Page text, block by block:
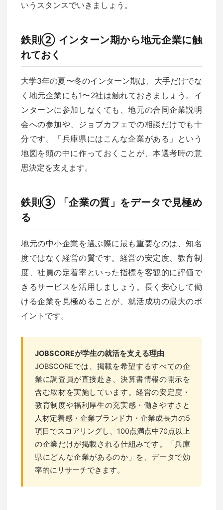
いうスタンスでいきましょう。
鉄則② インターン期から地元企業に触
れておく
大学3年の夏〜冬のインターン期は、大手だけでな
く地元企業にも1〜2社は触れておきましょう。イ
ンターンに参加しなくても、地元の合同企業説明
会への参加や、ジョブカフェでの相談だけでも十
分です。「兵庫県にはこんな企業がある」という
地図を頭の中に作っておくことが、本選考時の意
思決定を支えます。
鉄則③ 「企業の質」をデータで見極め
る
地元の中小企業を選ぶ際に最も重要なのは、知名
度ではなく経営の質です。経営の安定度、教育制
度、社員の定着率といった指標を客観的に評価で
きるサービスを活用しましょう。長く安心して働
ける企業を見極めることが、就活成功の最大のポ
イントです。
JOBSCOREが学生の就活を支える理由
JOBSCOREでは、掲載を希望するすべての企
業に調査員が直接赴き、決算書情報の開示を
含む取材を実施しています。経営の安定度・
教育制度や福利厚生の充実感・働きやすさと
人材定着感・企業ブランド力・企業成長力の5
項目でスコアリングし、100点満点中70点以上
の企業だけが掲載される仕組みです。「兵庫
県にどんな企業があるのか」を、データで効
率的にリサーチできます。